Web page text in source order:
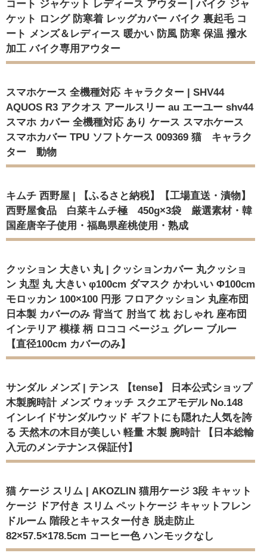
コート ジャケット レディース アウター | バイク ジャ
ケット ロング 防寒着 レッグカバー バイク 裏起毛 コ
ート メンズ＆レディース 暖かい 防風 防寒 保温 撥水
加工 バイク専用アウター
スマホケース 全機種対応 キャラクター | SHV44
AQUOS R3 アクオス アールスリー au エーユー shv44
スマホ カバー 全機種対応 あり ケース スマホケース
スマホカバー TPU ソフトケース 009369 猫 キャラク
ター 動物
キムチ 西野屋 | 【ふるさと納税】【工場直送・漬物】
西野屋食品 白菜キムチ極 450g×3袋 厳選素材・韓
国産唐辛子使用・福島県産桃使用・熟成
クッション 大きい 丸 | クッションカバー 丸クッショ
ン 丸型 丸 大きい φ100cm ダマスク かわいい Φ100cm
モロッカン 100×100 円形 フロアクッション 丸座布団
日本製 カバーのみ 背当て 肘当て 枕 おしゃれ 座布団
インテリア 模様 柄 ロココ ベージュ グレー ブルー
【直径100cm カバーのみ】
サンダル メンズ | テンス 【tense】 日本公式ショップ
木製腕時計 メンズ ウォッチ スクエアモデル No.148
インレイドサンダルウッド ギフトにも隠れた人気を誇
る 天然木の木目が美しい 軽量 木製 腕時計 【日本総輸
入元のメンテナンス保証付】
猫 ケージ スリム | AKOZLIN 猫用ケージ 3段 キャット
ケージ ドア付き スリム ペットケージ キャットフレン
ドルーム 階段とキャスター付き 脱走防止
82×57.5×178.5cm コーヒー色 ハンモックなし